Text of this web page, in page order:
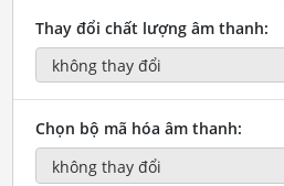
Thay đổi chất lượng âm thanh:
Chọn bộ mã hóa âm thanh: